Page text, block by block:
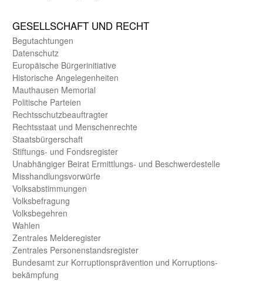
GE­SELL­SCHAFT UND RECHT
Begut­achtungen
Daten­schutz
Europäische Bürger­initiative
Historische Angelegen­heiten
Mauthausen Memorial
Politische Parteien
Rechts­schutz­beauftragter
Rechts­staat und Menschen­rechte
Staats­bürger­schaft
Stiftungs- und Fonds­register
Unab­hängiger Beirat Ermittlungs- und Beschwerde­stelle
Misshandlungs­vorwürfe
Volks­abstimmungen
Volks­befragung
Volks­begehren
Wahlen
Zentrales Melde­register
Zentrales Personen­stands­register
Bundes­amt zur Korrup­tions­prävention und Korrup­tions­
bekämpfung